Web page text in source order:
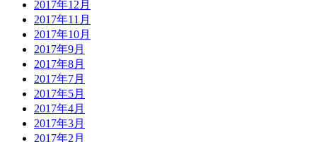
2017年12月
2017年11月
2017年10月
2017年9月
2017年8月
2017年7月
2017年5月
2017年4月
2017年3月
2017年2月